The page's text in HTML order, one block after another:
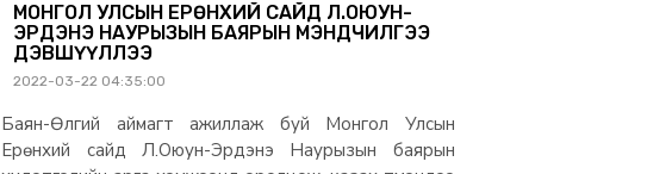
МОНГОЛ УЛСЫН ЕРӨНХИЙ САЙД Л.ОЮУН-
ЭРДЭНЭ НАУРЫЗЫН БАЯРЫН МЭНДЧИЛГЭЭ
ДЭВШҮҮЛЛЭЭ
2022-03-22 04:35:00
Баян-Өлгий аймагт ажиллаж буй Монгол Улсын
Ерөнхий сайд Л.Оюун-Эрдэнэ Наурызын баярын